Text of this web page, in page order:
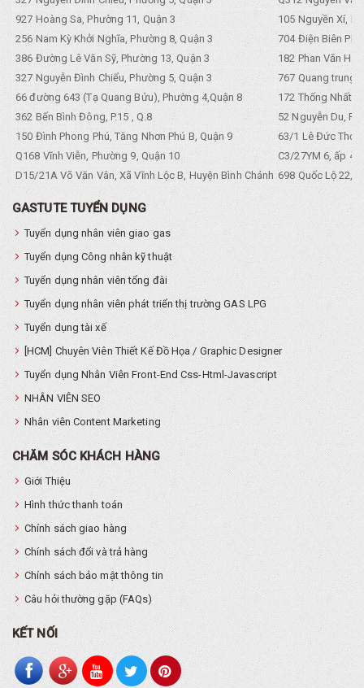
927 Hoàng Sa, Phường 11, Quận 3
105 Nguyền Xí,
256 Nam Kỳ Khởi Nghĩa, Phường 8, Quận 3
704 Điện Biên
386 Đường Lê Văn Sỹ, Phường 13, Quận 3
182 Phan Văn
327 Nguyễn Đình Chiểu, Phường 5, Quận 3
767 Quang trung,
66 đường 643 (Tạ Quang Bửu), Phường 4,Quận 8
172 Thống Nhất.
362 Bến Bình Đông, P.15 , Q.8
52 Nguyễn Du,
150 Đình Phong Phú, Tăng Nhơn Phú B, Quận 9
63/1 Lê Đức Thọ,
Q168 Vĩnh Viễn, Phường 9, Quận 10
C3/27YM 6, ấp 4,
D15/21A Võ Văn Vân, Xã Vĩnh Lộc B, Huyện Bình Chánh 698 Quốc Lộ 22,
GASTUTE TUYỂN DỤNG
Tuyển dụng nhân viên giao gas
Tuyển dụng Công nhân kỹ thuật
Tuyển dụng nhân viên tổng đài
Tuyển dụng nhân viên phát triển thị trường GAS LPG
Tuyển dụng tài xế
[HCM] Chuyên Viên Thiết Kế Đồ Họa / Graphic Designer
Tuyển dụng Nhân Viên Front-End Css-Html-Javascript
NHÂN VIÊN SEO
Nhân viên Content Marketing
CHĂM SÓC KHÁCH HÀNG
Giới Thiệu
Hình thức thanh toán
Chính sách giao hàng
Chính sách đổi và trả hàng
Chính sách bảo mật thông tin
Câu hỏi thường gặp (FAQs)
KẾT NỐI